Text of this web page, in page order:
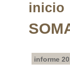
inicio
informe